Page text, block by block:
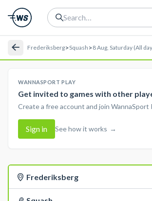
Frederiksberg>Squash >8 Aug, Saturday (All
WANNASPORT PLAY
Get invited to games with other
Create a free account and join WannaSport
Sign in See how it works →
Frederiksberg